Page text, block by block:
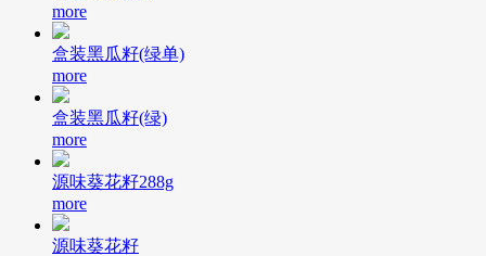
more
盒装黑瓜籽(绿单)
more
盒装黑瓜籽(绿)
more
源味葵花籽288g
more
源味葵花籽